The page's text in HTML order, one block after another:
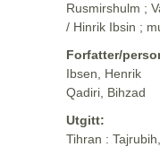
Rusmirshulm ;
/ Hinrik Ibsin ;
Forfatter/
Ibsen, Henrik
Qadiri, Bihzad
Utgitt:
Tihran :